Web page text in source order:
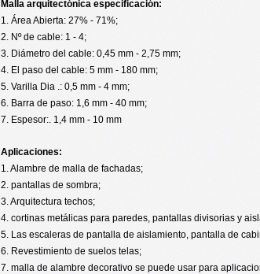
Malla arquitectónica especificación:
1. Área Abierta: 27% - 71%;
2. Nº de cable: 1 - 4;
3. Diámetro del cable: 0,45 mm - 2,75 mm;
4. El paso del cable: 5 mm - 180 mm;
5. Varilla Dia .: 0,5 mm - 4 mm;
6. Barra de paso: 1,6 mm - 40 mm;
7. Espesor:. 1,4 mm - 10 mm
Aplicaciones:
1. Alambre de malla de fachadas;
2. pantallas de sombra;
3. Arquitectura techos;
4. cortinas metálicas para paredes, pantallas divisorias y
5. Las escaleras de pantalla de aislamiento, pantalla de
6. Revestimiento de suelos telas;
7. malla de alambre decorativo se puede usar para